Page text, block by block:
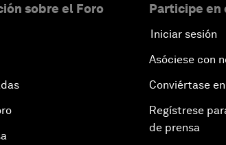
sobre el Foro Participe en
Iniciar sesión
Asóciese con
Conviértase
Regístrese
de prensa